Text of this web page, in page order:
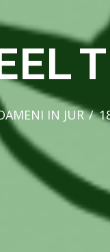
IN JUR